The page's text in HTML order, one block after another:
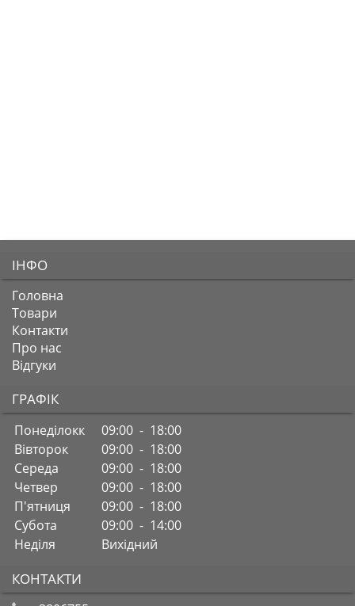
ІНФО
Головна
Товари
Контакти
Про нас
Відгуки
ГРАФІК
Понеділокк
09:00 - 18:00
Вівторок
09:00 - 18:00
Середа
09:00 - 18:00
Четвер
09:00 - 18:00
П'ятниця
09:00 - 18:00
Субота
09:00 - 14:00
Неділя
Вихідний
КОНТАКТИ